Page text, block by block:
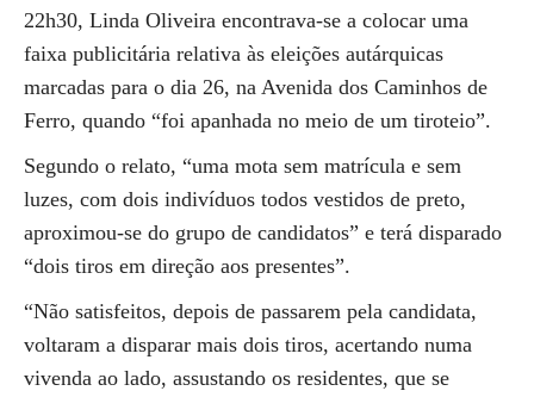
22h30, Linda Oliveira encontrava-se a colocar uma
faixa publicitária relativa às eleições autárquicas
marcadas para o dia 26, na Avenida dos Caminhos de
Ferro, quando “foi apanhada no meio de um tiroteio”.
Segundo o relato, “uma mota sem matrícula e sem
luzes, com dois indivíduos todos vestidos de preto,
aproximou-se do grupo de candidatos” e terá disparado
“dois tiros em direção aos presentes”.
“Não satisfeitos, depois de passarem pela candidata,
voltaram a disparar mais dois tiros, acertando numa
vivenda ao lado, assustando os residentes, que se